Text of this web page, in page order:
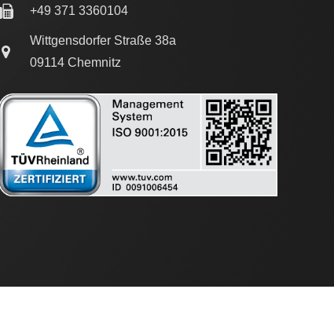
+49 371 3360104
Wittgensdorfer Straße 38a
09114 Chemnitz